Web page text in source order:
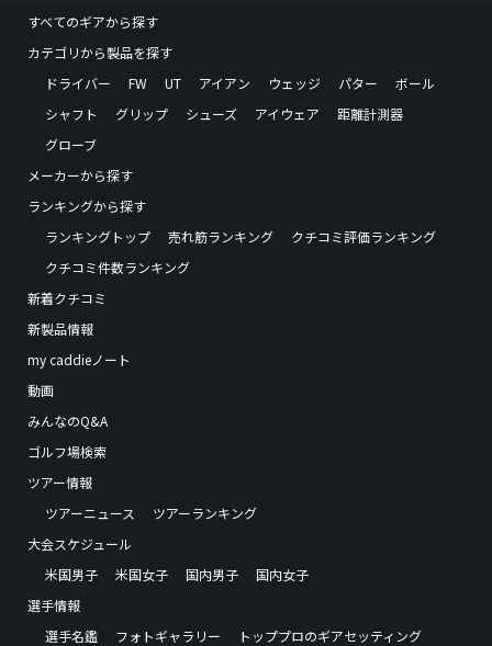
すべてのギアから探す
カテゴリから製品を探す
ドライバー
FW UT アイアン ウェッジ パター
ボール
シャフト
グリップ シューズ アイウェア
距離計測器
グローブ
メーカーから探す
ランキングから探す
ランキングトップ
売れ筋ランキング
クチコミ評価ランキング
クチコミ件数ランキング
新着クチコミ
新製品情報
my caddieノート
動画
みんなのQ&A
ゴルフ場検索
ツアー情報
ツアーニュース
ツアーランキング
大会スケジュール
米国男子
米国女子 国内男子
国内女子
選手情報
選手名鑑
フォトギャラリー
トッププロのギアセッティング